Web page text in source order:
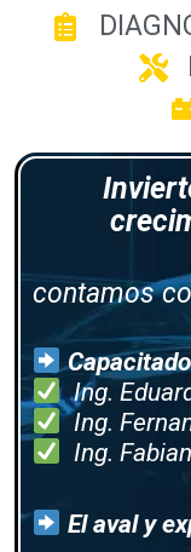
contamos
Ing.
Ing.
Ing.
El aval y